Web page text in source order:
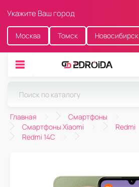
Укажите Ваш город
Москва Томск Новосибирск
Главная
Смартфоны
Смартфоны Xiaomi
Redmi
Redmi 14C